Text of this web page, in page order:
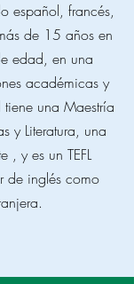
español, francés,
de 15 años en
edad, en una
académicas y
tiene una Maestría
y Literatura, una
, y es un TEFL
de inglés como